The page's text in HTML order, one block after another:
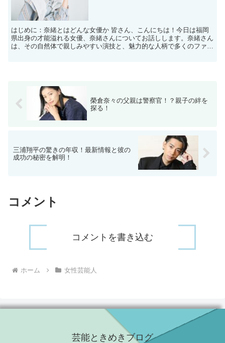
はじめに：奈緒とはどんな女優か 皆さん、こんにちは！今日は福岡
県出身の才能溢れる女優、奈緒さんについてお話しします。奈緒さん
は、その自然体で親しみやすい演技と、魅力的な人柄で多くのファン
榮倉奈々の父親は警察官！？親子の絆を
探る！
三浦翔平の驚きの年収！最新情報と彼の
成功の秘密を解明！
コメント
コメントを書き込む
ホーム 女性芸能人
芸能ときめきブログ